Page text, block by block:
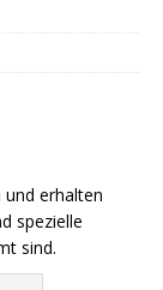
erhalten
spezielle
sind.